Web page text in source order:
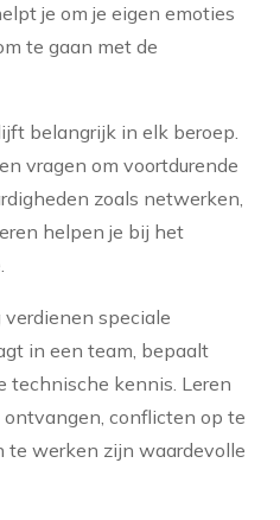
je om je eigen emoties
te gaan met de
belangrijk in elk beroep.
vragen om voortdurende
zoals netwerken,
helpen je bij het
speciale
in een team, bepaalt
technische kennis. Leren
conflicten op te
te werken zijn waardevolle